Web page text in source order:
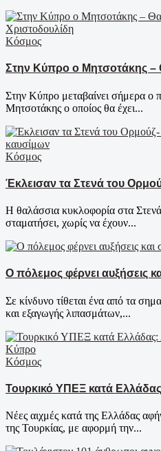
Κόσμος
Στην Κύπρο ο Μητσοτάκης –
Στην Κύπρο μεταβαίνει σήμερα ο
Μητσοτάκης ο οποίος θα έχει...
Κόσμος
Έκλεισαν τα Στενά του
Η θαλάσσια κυκλοφορία στα
σταματήσει, χωρίς να έχουν...
Ο πόλεμος φέρνει αυξήσεις
Σε κίνδυνο τίθεται ένα από τα
και εξαγωγής λιπασμάτων,...
Κόσμος
Τουρκικό ΥΠΕΞ κατά
Νέες αιχμές κατά της Ελλάδας
της Τουρκίας, με αφορμή την...